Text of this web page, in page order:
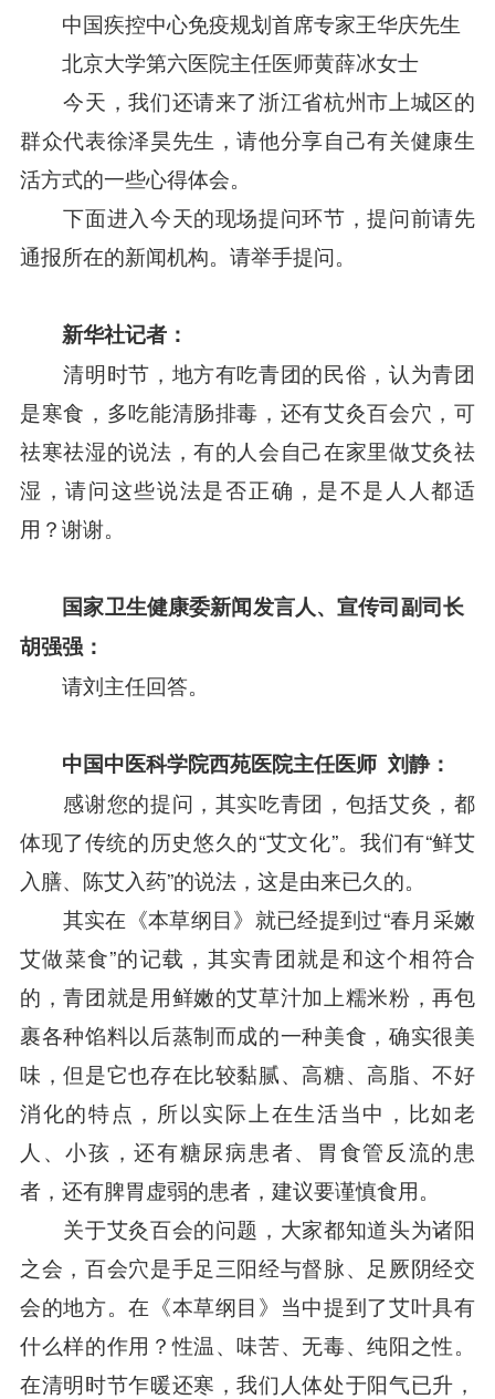
中国疾控中心免疫规划首席专家王华庆先生
北京大学第六医院主任医师黄薛冰女士
今天，我们还请来了浙江省杭州市上城区的
群众代表徐泽昊先生，请他分享自己有关健康生
活方式的一些心得体会。
下面进入今天的现场提问环节，提问前请先
通报所在的新闻机构。请举手提问。
新华社记者：
清明时节，地方有吃青团的民俗，认为青团
是寒食，多吃能清肠排毒，还有艾灸百会穴，可
祛寒祛湿的说法，有的人会自己在家里做艾灸祛
湿，请问这些说法是否正确，是不是人人都适
用？谢谢。
国家卫生健康委新闻发言人、宣传司副司长
胡强强：
请刘主任回答。
中国中医科学院西苑医院主任医师 刘静：
感谢您的提问，其实吃青团，包括艾灸，都
体现了传统的历史悠久的“艾文化”。我们有“鲜艾
入膳、陈艾入药”的说法，这是由来已久的。
其实在《本草纲目》就已经提到过“春月采嫩
艾做菜食”的记载，其实青团就是和这个相符合
的，青团就是用鲜嫩的艾草汁加上糯米粉，再包
裹各种馅料以后蒸制而成的一种美食，确实很美
味，但是它也存在比较黏腻、高糖、高脂、不好
消化的特点，所以实际上在生活当中，比如老
人、小孩，还有糖尿病患者、胃食管反流的患
者，还有脾胃虚弱的患者，建议要谨慎食用。
关于艾灸百会的问题，大家都知道头为诸阳
之会，百会穴是手足三阳经与督脉、足厥阴经交
会的地方。在《本草纲目》当中提到了艾叶具有
什么样的作用？性温、味苦、无毒、纯阳之性。
在清明时节乍暖还寒，我们人体处于阳气已升，